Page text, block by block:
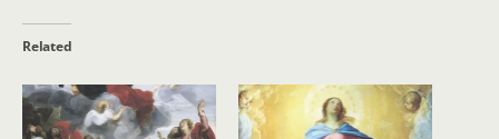
Related